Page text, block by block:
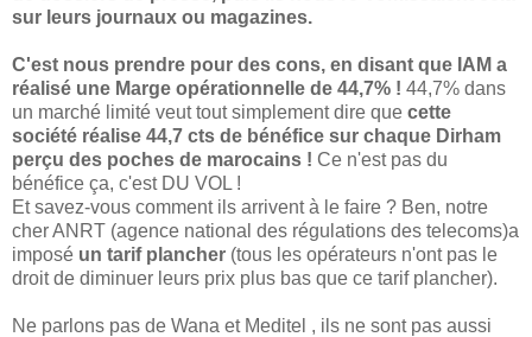
sur leurs journaux ou magazines.
C'est nous prendre pour des cons, en disant que IAM a
réalisé une Marge opérationnelle de 44,7% ! 44,7% dans
un marché limité veut tout simplement dire que cette
société réalise 44,7 cts de bénéfice sur chaque Dirham
perçu des poches de marocains ! Ce n'est pas du
bénéfice ça, c'est DU VOL !
Et savez-vous comment ils arrivent à le faire ? Ben, notre
cher ANRT (agence national des régulations des telecoms)a
imposé un tarif plancher (tous les opérateurs n'ont pas le
droit de diminuer leurs prix plus bas que ce tarif plancher).
Ne parlons pas de Wana et Meditel , ils ne sont pas aussi